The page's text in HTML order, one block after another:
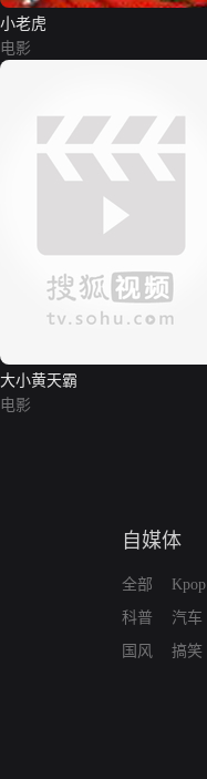
小老虎
电影
大小黄天霸
电影
自媒体
全部
科普
国风
Kpop
汽车
搞笑